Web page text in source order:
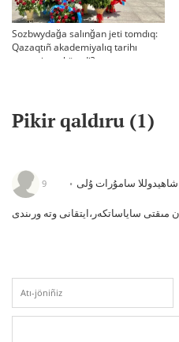
Sozbwydağa salınğan jeti tomdıq:
Qazaqtıñ akademiyalıq tarihı
qaşan jarıq köredi?
Pikir qaldıru (1)
شاھيدوللا سامۇرات ۇلى
مىقتى ساياساتكەر،ايتقانى وتە ورىندى